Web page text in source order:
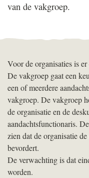
van de vakgroep.
Voor de organisaties is
De vakgroep gaat een
een of meerdere
vakgroep. De vakgroep
de organisatie en de
aandachtsfunctionaris.
zien dat de organisatie
bevordert.
De verwachting is dat
worden.